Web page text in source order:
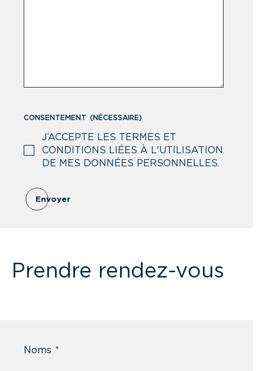
CONSENTEMENT (NÉCESSAIRE)
J’ACCEPTE LES TERMES ET
CONDITIONS LIÉES À L'UTILISATION
DE MES DONNÉES PERSONNELLES.
Envoyer
Prendre rendez-vous
Noms *